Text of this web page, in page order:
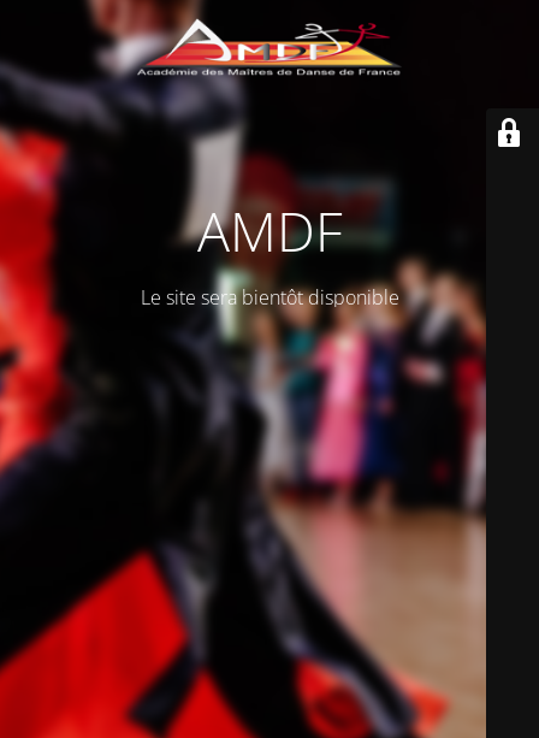
AMDF
Le site sera bientôt disponible